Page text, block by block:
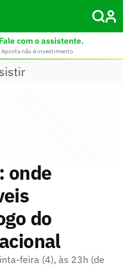
Fale com o assistente.
não é investimento
onde
do
feira (4), às 23h (de